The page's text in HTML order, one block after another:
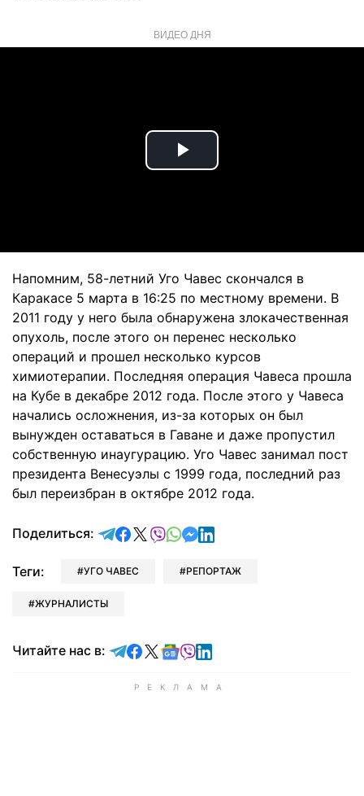
ВИДЕО ДНЯ
Play
Напомним, 58-летний Уго Чавес скончался в
Каракасе 5 марта в 16:25 по местному времени. В
2011 году у него была обнаружена злокачественная
опухоль, после этого он перенес несколько
операций и прошел несколько курсов
химиотерапии. Последняя операция Чавеса прошла
на Кубе в декабре 2012 года. После этого у Чавеса
начались осложнения, из-за которых он был
вынужден оставаться в Гаване и даже пропустил
собственную инаугурацию. Уго Чавес занимал пост
президента Венесуэлы с 1999 года, последний раз
был переизбран в октябре 2012 года.
Поделиться: отправить в Telegram
поделиться в Facebook
поделиться в X
отправить в Viber
отправить в Whatsapp
отправить в Messenger
отправить в LinkedIn
Теги: УГО ЧАВЕС РЕПОРТАЖ
ЖУРНАЛИСТЫ
Читайте нас в: Читайте в Telegram
Читайте в Facebook
Читайте в X
Читайте в Google news
Читайте в Viber
Читайте в LinkedIn